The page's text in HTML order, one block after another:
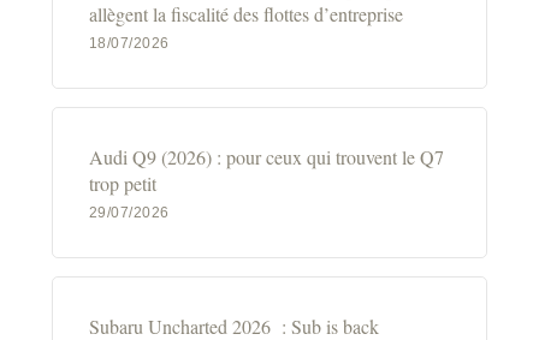
allègent la fiscalité des flottes d’entreprise
18/07/2026
Audi Q9 (2026) : pour ceux qui trouvent le Q7
trop petit
29/07/2026
Subaru Uncharted 2026 : Sub is back